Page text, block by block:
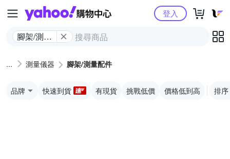
Yahoo購物中心
腳架/測量
登入
測量儀器 腳架/測量配件
品牌 快速到貨 有現貨 挑戰低價 價格低到高 排序